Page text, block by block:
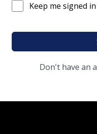
Keep me signed in
Don't have an